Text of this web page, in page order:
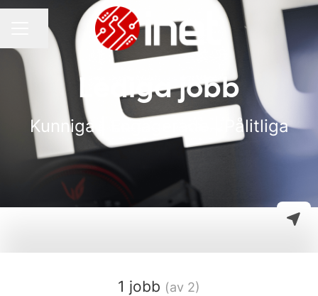
KARRIÄRMENY
Dela sidan
Lediga jobb
Kunniga | Engagerade | Pålitliga
1 jobb (av 2)